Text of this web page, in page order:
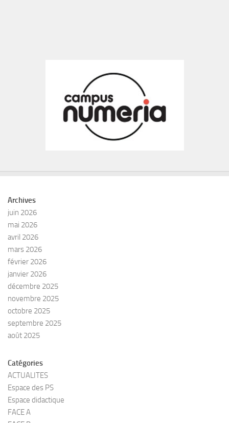
Archives
juin 2026
mai 2026
avril 2026
mars 2026
février 2026
janvier 2026
décembre 2025
novembre 2025
octobre 2025
septembre 2025
août 2025
Catégories
ACTUALITES
Espace des PS
Espace didactique
FACE A